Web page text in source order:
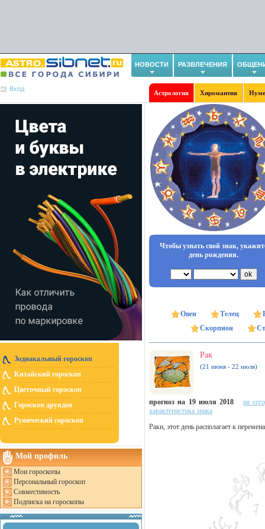
НОВОСТИ РАЗВЛЕЧЕНИЯ
Вход
Астрология Хиромантия
Зодиакальный гороскоп
Китайский гороскоп
Цветочный гороскоп
Гороскоп друидов
Рунический гороскоп
Мой профиль
Мои гороскопы
Персональный гороскоп
Совместимость
Подписка на гороскопы
Чтобы узнать свой знак,
день рождения.
Овен Телец
Скорпион
Рак
(21 июня - 22 июля)
прогноз на 19 июля 2018
на
характеристика знака
Раки, этот день располагает к